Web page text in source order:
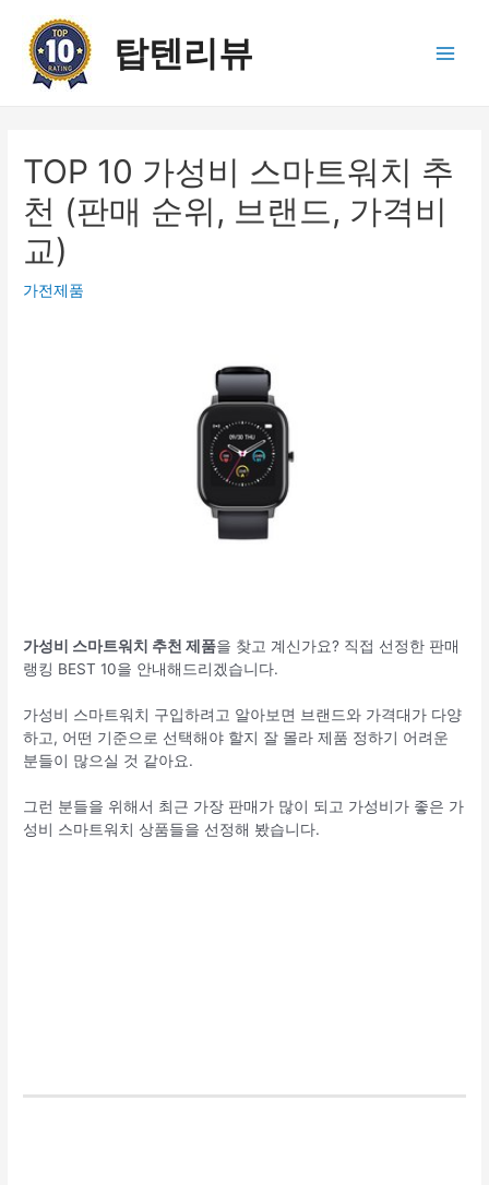
탑텐리뷰
TOP 10 가성비 스마트워치 추
천 (판매 순위, 브랜드, 가격비
교)
가전제품
가성비 스마트워치 추천 제품을 찾고 계신가요? 직접 선정한 판매
랭킹 BEST 10을 안내해드리겠습니다.
가성비 스마트워치 구입하려고 알아보면 브랜드와 가격대가 다양
하고, 어떤 기준으로 선택해야 할지 잘 몰라 제품 정하기 어려운
분들이 많으실 것 같아요.
그런 분들을 위해서 최근 가장 판매가 많이 되고 가성비가 좋은 가
성비 스마트워치 상품들을 선정해 봤습니다.